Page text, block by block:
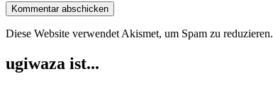
Diese Website verwendet Akismet, um Spam zu reduzieren.
ugiwaza ist...